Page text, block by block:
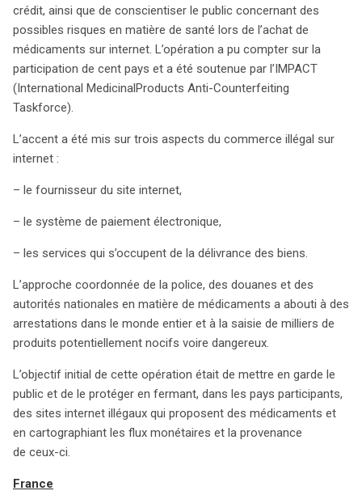
était de débusquer les réseaux criminels spécialisés
dans la vente de médicaments contrefaits et d’informer
le public des risques sanitaires liés à ces pratiques. Les
actions coordonnées entre autorités policières,
douanières et de santé ont permis de cibler trois axes
clés : les fournisseurs de sites, les systèmes de
paiement et les services de livraison. En France, des
opérations menées entre le 25 septembre et le 2
427 000 médicaments contrefaits, dont une majorité à
médicaments pour traiter les troubles de l’érection ont
particulièrement retenu l’attention. En Belgique,
fermeture de onze sites web, et des saisies de milliers
de produits, allant des anabolisants aux médicaments
traditionnels chinois, tous provenant principalement de
pays comme l’Inde et la Chine. Les résultats de Pangea
V témoignent d’une augmentation significative des
saisies de plus de 290 % par rapport à l’année
précédente. Cette initiative souligne l’importance de la
coopération internationale dans la lutte contre la
contrefaçon de médicaments, protégeant ainsi la santé
crédit, ainsi que de conscientiser le public concernant des
possibles risques en matière de santé lors de l’achat de
médicaments sur internet. L’opération a pu compter sur la
participation de cent pays et a été soutenue par l’IMPACT
(International MedicinalProducts Anti-Counterfeiting
Taskforce).
L’accent a été mis sur trois aspects du commerce illégal sur
internet :
– le fournisseur du site internet,
– le système de paiement électronique,
– les services qui s’occupent de la délivrance des biens.
L’approche coordonnée de la police, des douanes et des
autorités nationales en matière de médicaments a abouti à des
arrestations dans le monde entier et à la saisie de milliers de
produits potentiellement nocifs voire dangereux.
L’objectif initial de cette opération était de mettre en garde le
public et de le protéger en fermant, dans les pays participants,
des sites internet illégaux qui proposent des médicaments et
en cartographiant les flux monétaires et la provenance
de ceux-ci.
France